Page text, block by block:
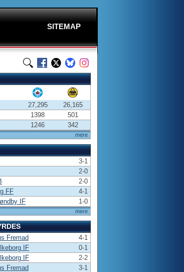
SITEMAP
mere
27,295
26,165
1398
501
1246 342
mere
3-1
2-0
2-0
FF
4-1
IF
1-0
Fremad
4-1
IF
0-1
IF
2-2
Fremad
3-1